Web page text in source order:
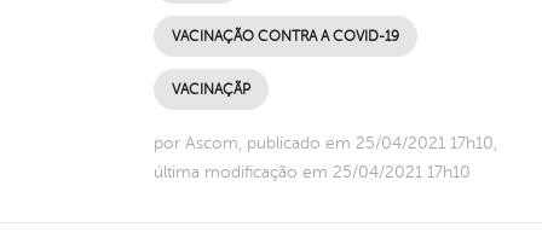
VACINAÇÃO CONTRA A COVID-19
VACINAÇÃP
por Ascom, publicado em 25/04/2021 17h10,
última modificação em 25/04/2021 17h10